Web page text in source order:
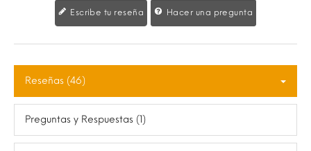
Escribe tu reseña Hacer una pregunta
Reseñas (46)
Preguntas y Respuestas (1)